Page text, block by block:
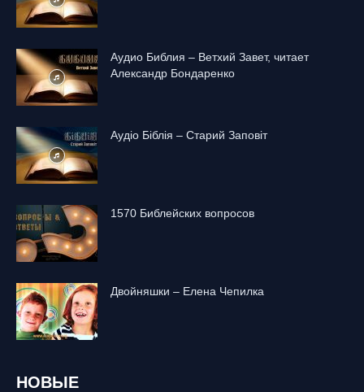
Аудио Библия – Ветхий Завет, читает
Александр Бондаренко
Аудіо Біблія – Старий Заповіт
1570 Библейских вопросов
Двойняшки – Елена Чепилка
НОВЫЕ